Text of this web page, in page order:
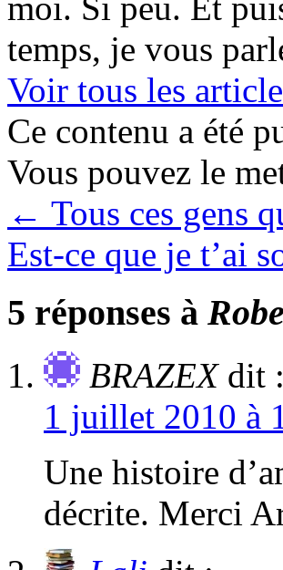
temps, je vous
Voir tous les
Ce contenu a été
Vous pouvez le
← Tous ces gens
Est-ce que je t’ai
5 réponses à
BRAZEX dit :
1 juillet 2010 à
Une histoire
décrite. Merci